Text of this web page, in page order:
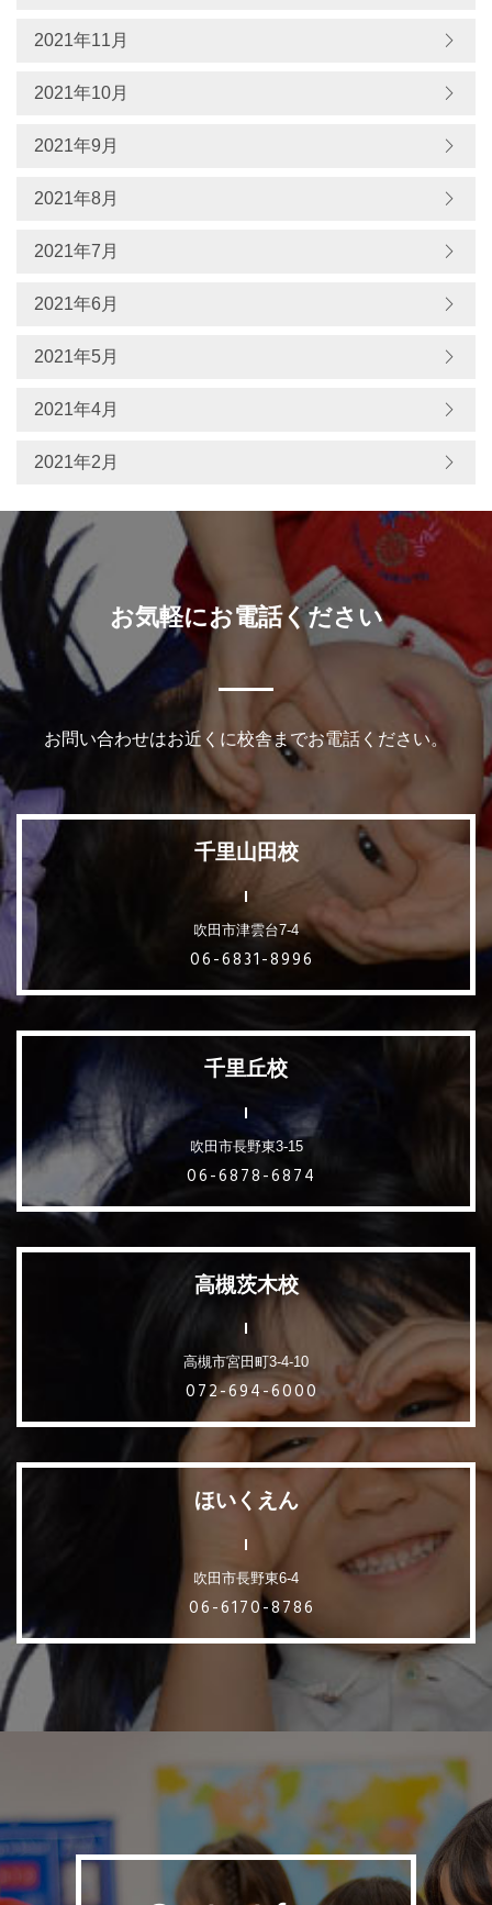
2021年11月
2021年10月
2021年9月
2021年8月
2021年7月
2021年6月
2021年5月
2021年4月
2021年2月
お気軽にお電話ください
お問い合わせはお近くに校舎までお電話ください。
千里山田校
吹田市津雲台7-4
06-6831-8996
千里丘校
吹田市長野東3-15
06-6878-6874
高槻茨木校
高槻市宮田町3-4-10
072-694-6000
ほいくえん
吹田市長野東6-4
06-6170-8786